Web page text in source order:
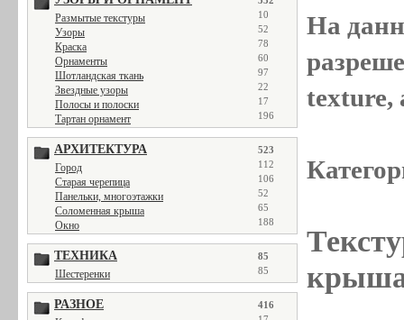
Размытые текстуры 10
Узоры 52
Краска 78
Орнаменты 60
Шотландская ткань 97
Звездные узоры 22
Полосы и полоски 17
Тартан орнамент 196
АРХИТЕКТУРА 523
Город 112
Старая черепица 106
Панельки, многоэтажки 52
Соломенная крыша 65
Окно 188
ТЕХНИКА 85
Шестеренки 85
РАЗНОЕ 416
На
texture,
крыша